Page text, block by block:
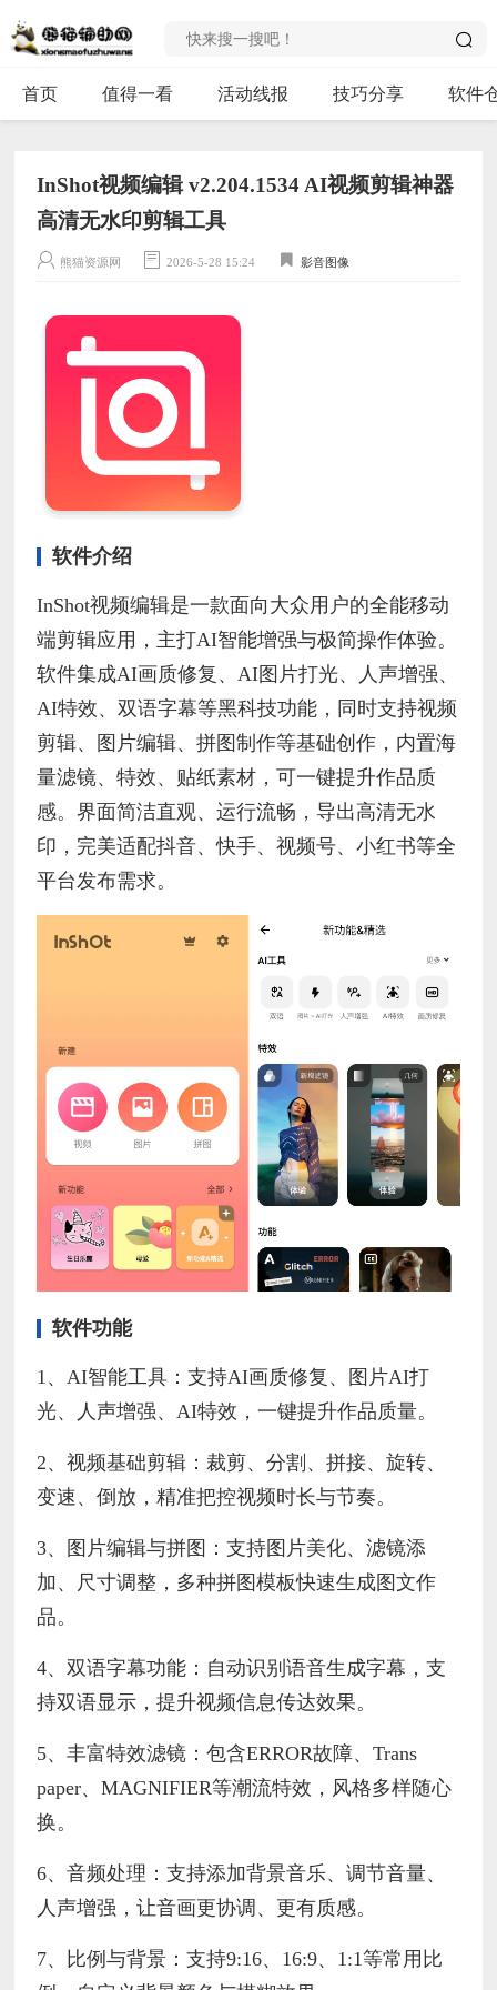
首页 值得一看 活动线报 技巧分享 软件
InShot视频编辑 v2.204.1534 AI视频剪辑神器
高清无水印剪辑工具
熊猫资源网 2026-5-28 15:24 影音图像
软件介绍
InShot视频编辑是一款面向大众用户的全能移动
端剪辑应用，主打AI智能增强与极简操作体验。
软件集成AI画质修复、AI图片打光、人声增强、
AI特效、双语字幕等黑科技功能，同时支持视频
剪辑、图片编辑、拼图制作等基础创作，内置海
量滤镜、特效、贴纸素材，可一键提升作品质
感。界面简洁直观、运行流畅，导出高清无水
印，完美适配抖音、快手、视频号、小红书等全
平台发布需求。
软件功能
1、AI智能工具：支持AI画质修复、图片AI打
光、人声增强、AI特效，一键提升作品质量。
2、视频基础剪辑：裁剪、分割、拼接、旋转、
变速、倒放，精准把控视频时长与节奏。
3、图片编辑与拼图：支持图片美化、滤镜添
加、尺寸调整，多种拼图模板快速生成图文作
品。
4、双语字幕功能：自动识别语音生成字幕，支
持双语显示，提升视频信息传达效果。
5、丰富特效滤镜：包含ERROR故障、Trans
paper、MAGNIFIER等潮流特效，风格多样随心
换。
6、音频处理：支持添加背景音乐、调节音量、
人声增强，让音画更协调、更有质感。
7、比例与背景：支持9:16、16:9、1:1等常用比